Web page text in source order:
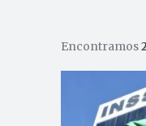
Encontramos